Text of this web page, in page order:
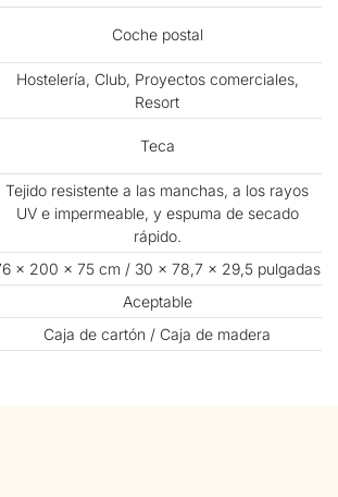
Coche postal
Hostelería, Club, Proyectos comerciales,
Resort
Teca
Tejido resistente a las manchas, a los rayos
UV e impermeable, y espuma de secado
rápido.
× 200 × 75 cm / 30 × 78,7 × 29,5 pulgadas
Aceptable
Caja de cartón / Caja de madera